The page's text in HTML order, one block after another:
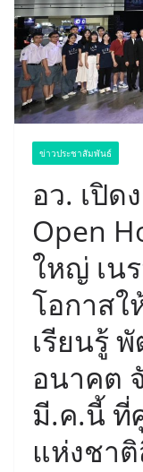
ข่าวประชาสัมพันธ์
อว. เปิด
Open
ใหญ่ เน
โอกาสใ
เรียนรู้
อนาคต
มี.ค.นี้ ที่
แห่งชา